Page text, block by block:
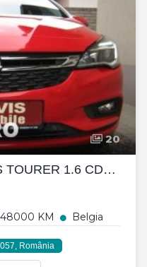
20
OPEL ASTRA K SPORTS TOURER 1.6 CDTI DPF INNOVATION ecoFLEX
KM Belgia
România